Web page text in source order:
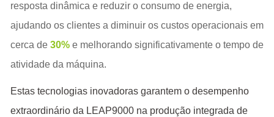
resposta dinâmica e reduzir o consumo de energia,
ajudando os clientes a diminuir os custos operacionais em
cerca de 30% e melhorando significativamente o tempo de
atividade da máquina.
Estas tecnologias inovadoras garantem o desempenho
extraordinário da LEAP9000 na produção integrada de